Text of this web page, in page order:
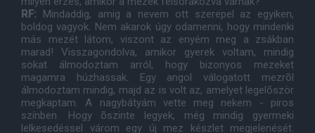
RF: Mindaddig, amig a nevem ott szerepel az egyiken,
boldog vagyok. Nem akarok úgy odamenni, hogy mindenki
más mezét látom, viszont az enyém meg a zsákban
marad! Visszagondolva, amikor gyerek voltam, mindig
sokat álmodoztam arról, hogy bizonyos mezeket
magamra húzhassak. Egy angol válogatott mezrõl
álmodoztam mindig, majd az is volt az, amelyet legelõször
megkaptam. A nagybátyám vette meg nekem - piros
színben. Hogy õszinte legyek, még mindig gyermeki
lelkesedéssel várom egy új mez készlet megjelenését.